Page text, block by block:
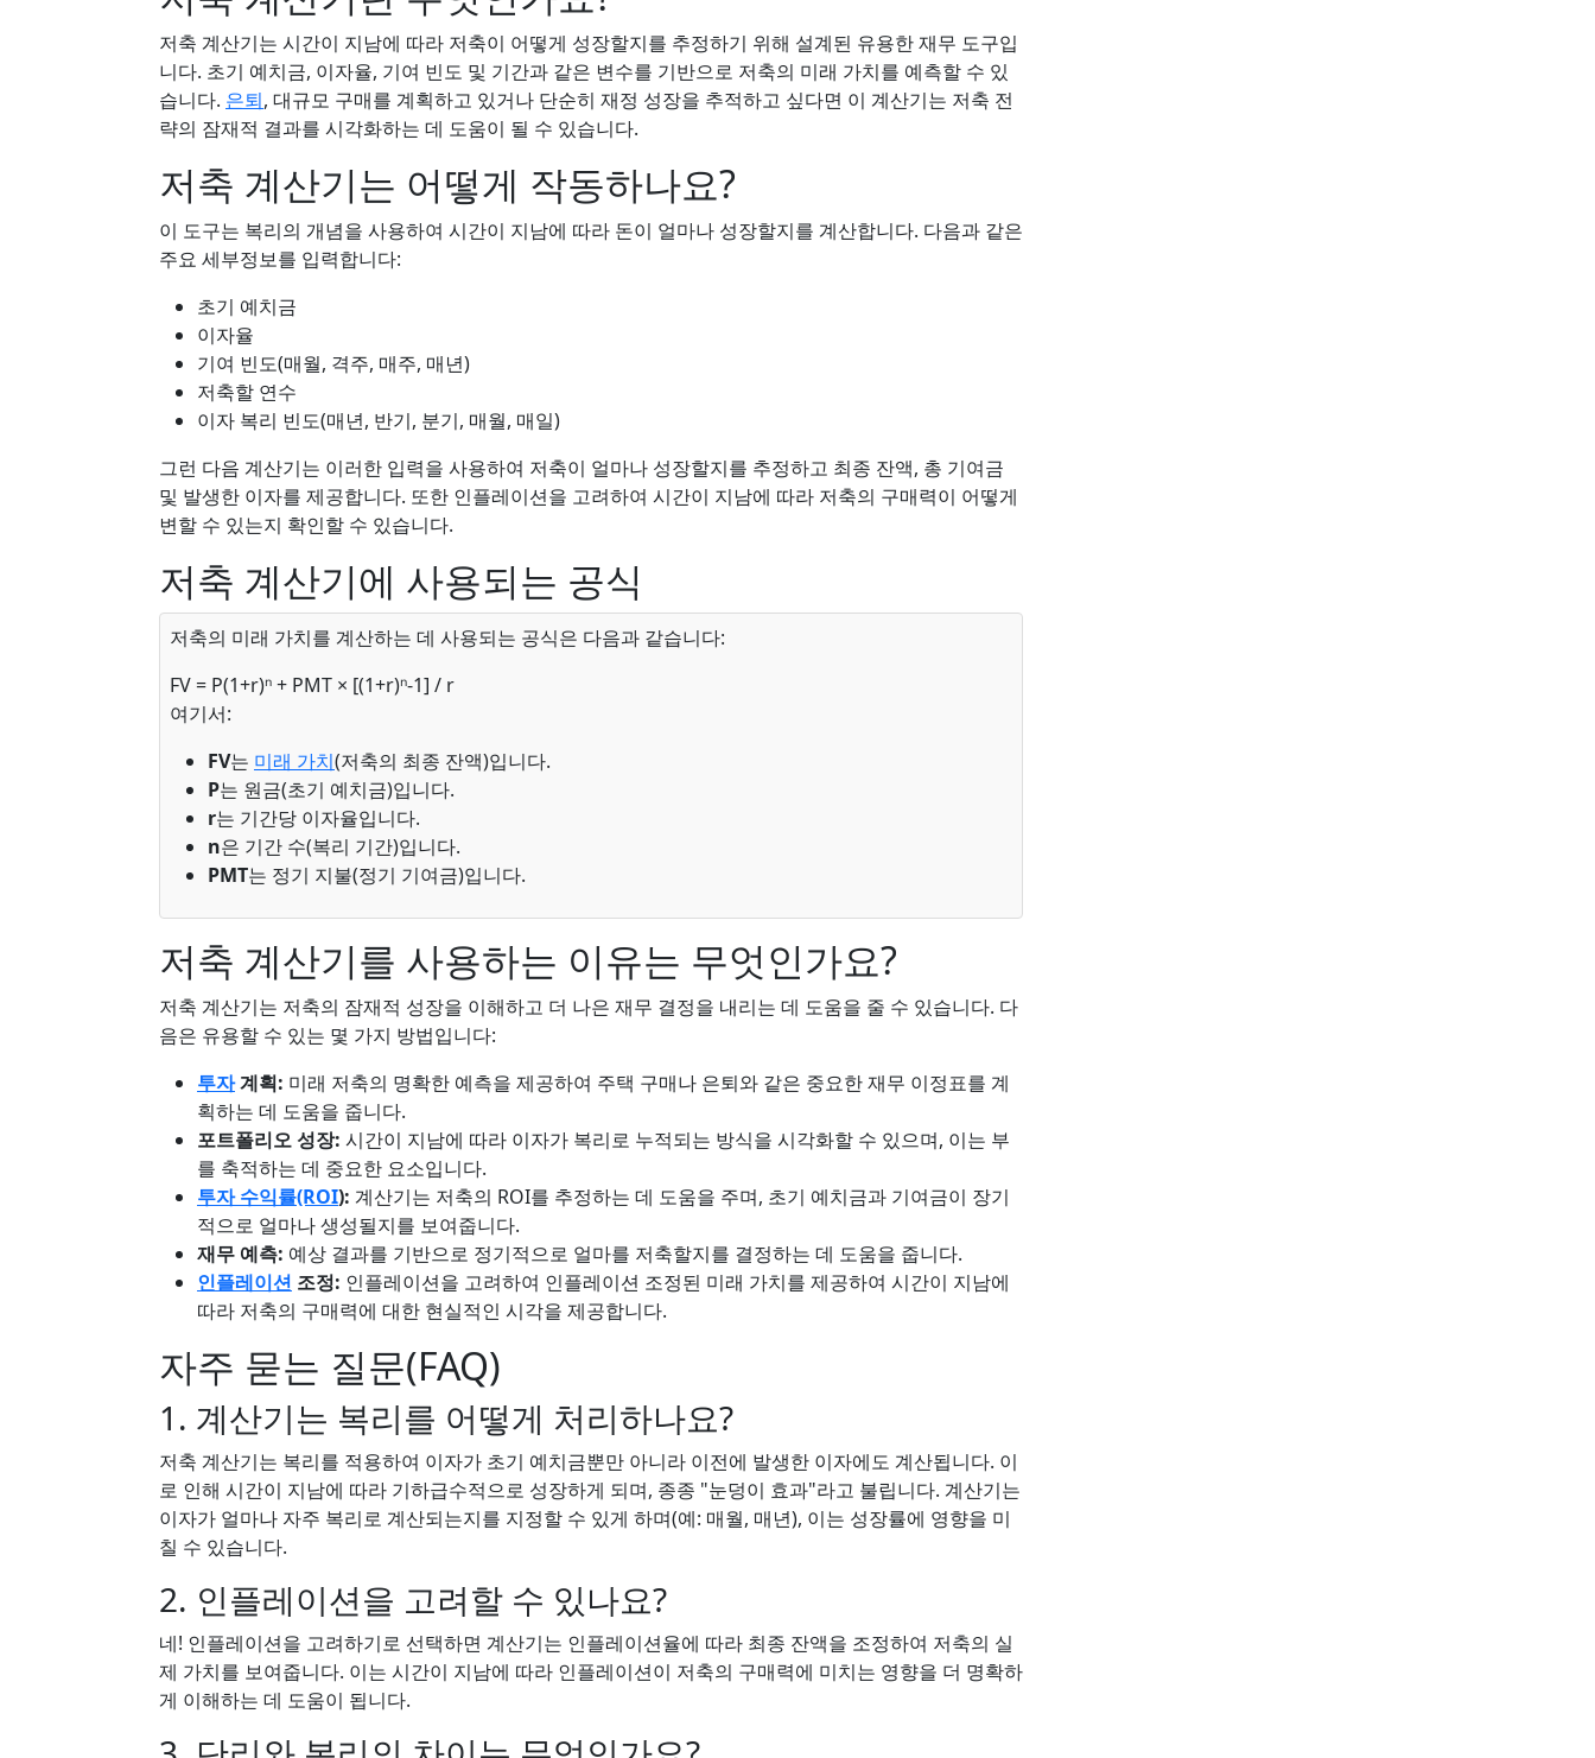
저축 계산기는 시간이 지남에 따라 저축이 어떻게 성장할지를 추정하기 위해 설계된 유용한 재무 도구입
니다. 초기 예치금, 이자율, 기여 빈도 및 기간과 같은 변수를 기반으로 저축의 미래 가치를 예측할 수 있
습니다. 은퇴, 대규모 구매를 계획하고 있거나 단순히 재정 성장을 추적하고 싶다면 이 계산기는 저축 전
략의 잠재적 결과를 시각화하는 데 도움이 될 수 있습니다.
저축 계산기는 어떻게 작동하나요?
이 도구는 복리의 개념을 사용하여 시간이 지남에 따라 돈이 얼마나 성장할지를 계산합니다. 다음과 같은
주요 세부정보를 입력합니다:
초기 예치금
이자율
기여 빈도(매월, 격주, 매주, 매년)
저축할 연수
이자 복리 빈도(매년, 반기, 분기, 매월, 매일)
그런 다음 계산기는 이러한 입력을 사용하여 저축이 얼마나 성장할지를 추정하고 최종 잔액, 총 기여금
및 발생한 이자를 제공합니다. 또한 인플레이션을 고려하여 시간이 지남에 따라 저축의 구매력이 어떻게
변할 수 있는지 확인할 수 있습니다.
저축 계산기에 사용되는 공식
저축의 미래 가치를 계산하는 데 사용되는 공식은 다음과 같습니다:
FV = P(1+r)ⁿ + PMT × [(1+r)ⁿ-1] / r
여기서:
FV는 미래 가치(저축의 최종 잔액)입니다.
P는 원금(초기 예치금)입니다.
r는 기간당 이자율입니다.
n은 기간 수(복리 기간)입니다.
PMT는 정기 지불(정기 기여금)입니다.
저축 계산기를 사용하는 이유는 무엇인가요?
저축 계산기는 저축의 잠재적 성장을 이해하고 더 나은 재무 결정을 내리는 데 도움을 줄 수 있습니다. 다
음은 유용할 수 있는 몇 가지 방법입니다:
투자계획: 미래 저축의 명확한 예측을 제공하여 주택 구매나 은퇴와 같은 중요한 재무 이정표를 계
획하는 데 도움을 줍니다.
포트폴리오 성장: 시간이 지남에 따라 이자가 복리로 누적되는 방식을 시각화할 수 있으며, 이는 부
를 축적하는 데 중요한 요소입니다.
투자 수익률(ROI): 계산기는 저축의 ROI를 추정하는 데 도움을 주며, 초기 예치금과 기여금이 장기
적으로 얼마나 생성될지를 보여줍니다.
재무 예측: 예상 결과를 기반으로 정기적으로 얼마를 저축할지를 결정하는 데 도움을 줍니다.
인플레이션 조정: 인플레이션을 고려하여 인플레이션 조정된 미래 가치를 제공하여 시간이 지남에
따라 저축의 구매력에 대한 현실적인 시각을 제공합니다.
자주 묻는 질문(FAQ)
1. 계산기는 복리를 어떻게 처리하나요?
저축 계산기는 복리를 적용하여 이자가 초기 예치금뿐만 아니라 이전에 발생한 이자에도 계산됩니다. 이
로 인해 시간이 지남에 따라 기하급수적으로 성장하게 되며, 종종 "눈덩이 효과"라고 불립니다. 계산기는
이자가 얼마나 자주 복리로 계산되는지를 지정할 수 있게 하며(예: 매월, 매년), 이는 성장률에 영향을 미
칠 수 있습니다.
2. 인플레이션을 고려할 수 있나요?
네! 인플레이션을 고려하기로 선택하면 계산기는 인플레이션율에 따라 최종 잔액을 조정하여 저축의 실
제 가치를 보여줍니다. 이는 시간이 지남에 따라 인플레이션이 저축의 구매력에 미치는 영향을 더 명확하
게 이해하는 데 도움이 됩니다.